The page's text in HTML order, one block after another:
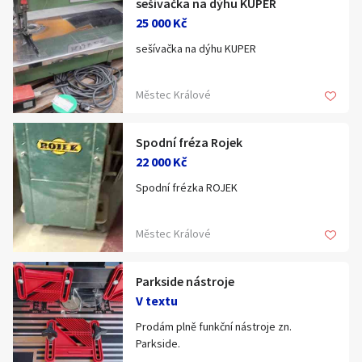
sešívačka na dýhu KUPER
25 000 Kč
sešívačka na dýhu KUPER
Městec Králové
Spodní fréza Rojek
22 000 Kč
Spodní frézka ROJEK
Městec Králové
Parkside nástroje
V textu
Prodám plně funkční nástroje zn.
Parkside.
Km
Celá ČR
Hlavní město Praha
Jihočeský kraj
Jihomoravský kraj
Zobrazit všechny regiony
Stáří inzerátu
Klíčové slovo:
Neuvedeno
Lokalita:
Neuvedeno
Ráno Večer
E-mail
Souhlasím s personalizací nabídek, zasíláním
marketingových materiálů a upozornění.